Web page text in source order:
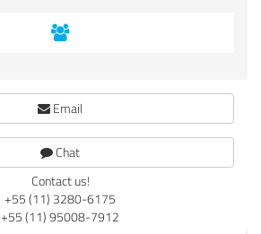
Email
Chat
Contact us!
+55 (11) 3280-6175
+55 (11) 95008-7912